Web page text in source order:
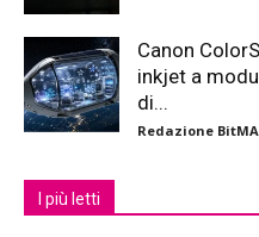
Canon
inkjet a
di...
Redazione
I più letti